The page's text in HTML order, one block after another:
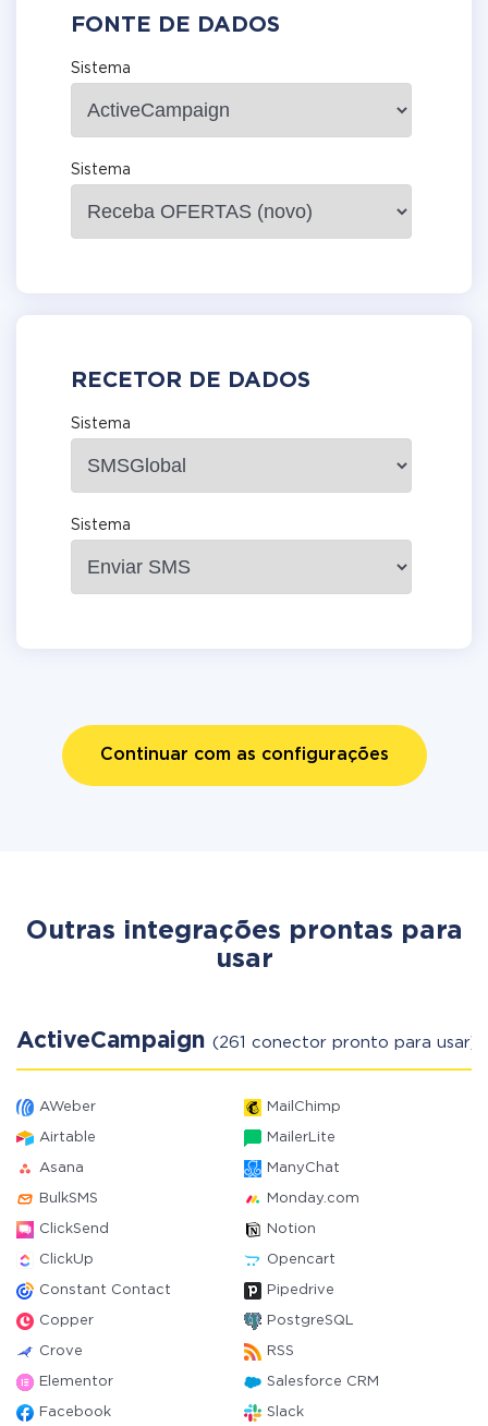
FONTE DE DADOS
Sistema
Sistema
RECETOR DE DADOS
Sistema
Sistema
Continuar com as configurações
Outras integrações prontas para
usar
ActiveCampaign (261 conector pronto para usar)
AWeber MailChimp
Airtable MailerLite
Asana ManyChat
BulkSMS Monday.com
ClickSend Notion
ClickUp Opencart
Constant Contact Pipedrive
Copper PostgreSQL
Crove RSS
Elementor Salesforce CRM
Facebook Slack